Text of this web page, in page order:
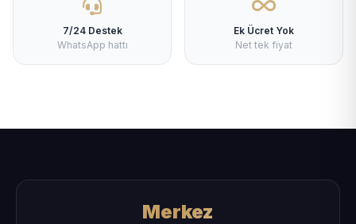
7/24 Destek
WhatsApp hattı
Ek Ücret Yok
Net tek fiyat
Merkez